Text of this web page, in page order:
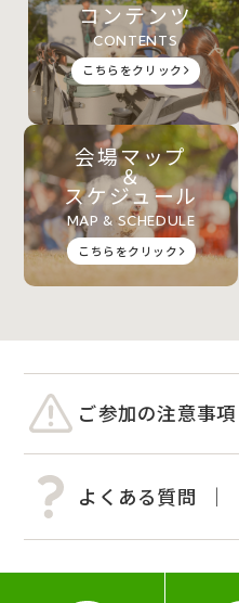
コンテンツ
CONTENTS
こちらをクリック
会場マップ
＆
スケジュール
MAP & SCHEDULE
こちらをクリック
ご参加の注意事項
よくある質問